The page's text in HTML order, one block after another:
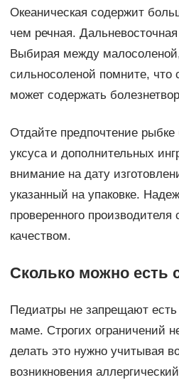
Океаническая содержит
чем речная.
Выбирая между
сильносоленой помните, что
может содержать
Отдайте предпочтение рыбке
уксуса и дополнительных
внимание на дату
указанный на упаковке.
проверенного производителя
качеством.
Сколько можно есть
Педиатры не запрещают
маме. Строгих ограничений
делать это нужно учитывая
возникновения